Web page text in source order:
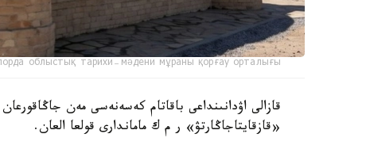
облыстық тарихи-мәдени мұраны қорғау орталығы
قازالى اۋدانىنداعى باقاتام كەسەنەسى مەن
«قازقايتاجاڭارتۋ» ر م ك ماماندارى قولعا العان.